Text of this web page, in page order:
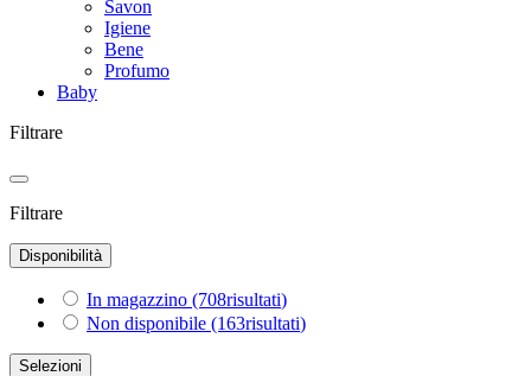
Savon
Igiene
Bene
Profumo
Baby
Filtrare
Filtrare
Disponibilità
In magazzino (708risultati)
Non disponibile (163risultati)
Selezioni